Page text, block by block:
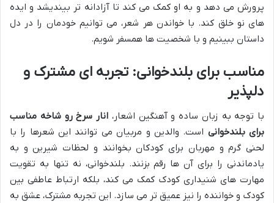
پرورش می دهد و به او کمک می کند تا آزادانه تر بیندیشد و ایده
های نو خلق کند. با خواندن هر شعر، می توانیم خودمان را در دل
داستان ببینیم و با شخصیت ها همسفر شویم.
مناسب برای بلندخوانی: تجربه ای مشترک و
دلپذیر
با توجه به زبان ساده و آهنگین اشعار، انار سرخ رو شاخه مناسب
برای بلندخوانی است. والدین و مربیان می توانند این شعرها را با
لحنی گرم و مهربان برای کودکان بخوانند و لحظات شیرین و به
یادماندنی را برای آن ها رقم بزنند. بلندخوانی، نه تنها به تقویت
مهارت های شنیداری کودک کمک می کند، بلکه ارتباط عاطفی بین
کودک و خواننده را نیز عمیق تر می سازد. این تجربه مشترک، عشق به